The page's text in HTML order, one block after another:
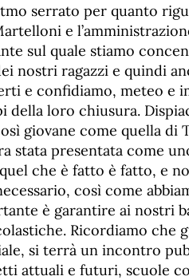
serrato per quanto
e
sul quale stiamo
nostri ragazzi e quindi
e confidiamo, meteo e
della loro chiusura.
giovane come quella di
stata presentata come
che è fatto è fatto, e
così come
è garantire ai nostri
Ricordiamo che
si terrà un incontro
attuali e futuri, scuole